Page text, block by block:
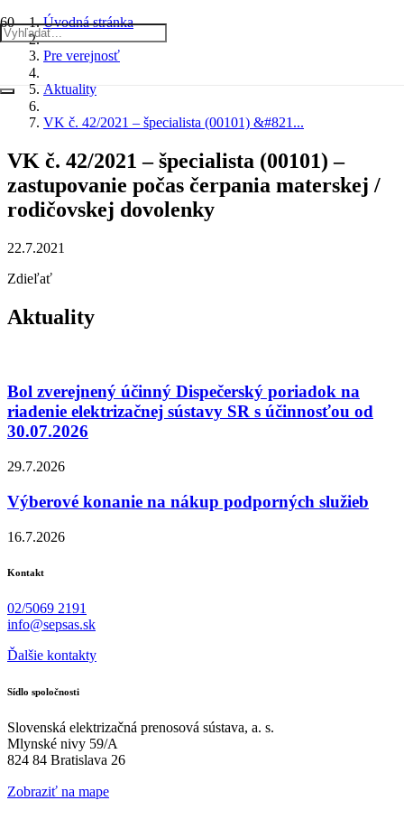
Úvodná stránka
Pre verejnosť
Aktuality
VK č. 42/2021 – špecialista (00101) &#821...
VK č. 42/2021 – špecialista (00101) –
zastupovanie počas čerpania materskej /
rodičovskej dovolenky
22.7.2021
Zdieľať
Aktuality
Bol zverejnený účinný Dispečerský poriadok na
riadenie elektrizačnej sústavy SR s účinnosťou od
30.07.2026
29.7.2026
Výberové konanie na nákup podporných služieb
16.7.2026
Kontakt
02/5069 2191
info@sepsas.sk
Ďalšie kontakty
Sídlo spoločnosti
Slovenská elektrizačná prenosová sústava, a. s.
Mlynské nivy 59/A
824 84 Bratislava 26
Zobraziť na mape